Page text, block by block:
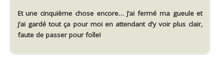
Et une cinquième chose encore… J’ai fermé ma gueule et
j’ai gardé tout ça pour moi en attendant d’y voir plus clair,
faute de passer pour folle!